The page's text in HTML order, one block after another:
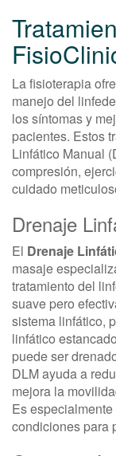
La fisioterapia
manejo del
los síntomas y
pacientes. Estos
Linfático Manual
compresión,
cuidado
Drenaje
El Drenaje
masaje
tratamiento del
suave pero
sistema linfático,
linfático
puede ser
DLM ayuda a
mejora la
Es
condiciones para